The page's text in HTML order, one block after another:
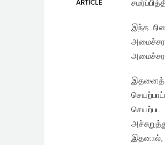
ARTICLE
இந்த
இதனைத்
இதனால்,